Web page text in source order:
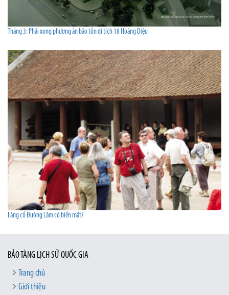
Tháng 3: Phải xong phương án bảo tồn di tích 18 Hoàng Diệu
Làng cổ Đường Lâm có biến mất?
BẢO TÀNG LỊCH SỬ QUỐC GIA
Trang chủ
Giới thiệu